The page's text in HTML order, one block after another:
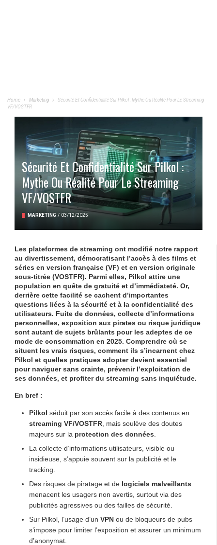
Home Marketing
Sécurité Et Confidentialité Sur Pilkol : Mythe Ou Réalité Pour Le Streaming
VF/VOSTFR
Sécurité Et Confidentialité Sur Pilkol :
Mythe Ou Réalité Pour Le Streaming
VF/VOSTFR
MARKETING / 03/12/2025
Les plateformes de streaming ont modifié notre rapport
au divertissement, démocratisant l’accès à des films et
séries en version française (VF) et en version originale
sous-titrée (VOSTFR). Parmi elles, Pilkol attire une
population en quête de gratuité et d’immédiateté. Or,
derrière cette facilité se cachent d’importantes
questions liées à la sécurité et à la confidentialité des
utilisateurs. Fuite de données, collecte d’informations
personnelles, exposition aux pirates ou risque juridique
sont autant de sujets brûlants pour les adeptes de ce
mode de consommation en 2025. Comprendre où se
situent les vrais risques, comment ils s’incarnent chez
Pilkol et quelles pratiques adopter devient essentiel
pour naviguer sans crainte, prévenir l’exploitation de
ses données, et profiter du streaming sans inquiétude.
En bref :
Pilkol séduit par son accès facile à des contenus en
streaming VF/VOSTFR , mais soulève des doutes
majeurs sur la protection des données
La collecte d’informations utilisateurs, visible ou
insidieuse, s’appuie souvent sur la publicité et le
tracking.
Des risques de piratage et de logiciels malveillants
menacent les usagers non avertis, surtout via des
publicités agressives ou des failles de sécurité.
Sur Pilkol, l’usage d’un VPN ou de bloqueurs de pubs
s’impose pour limiter l’exposition et assurer un minimum
d’anonymat.